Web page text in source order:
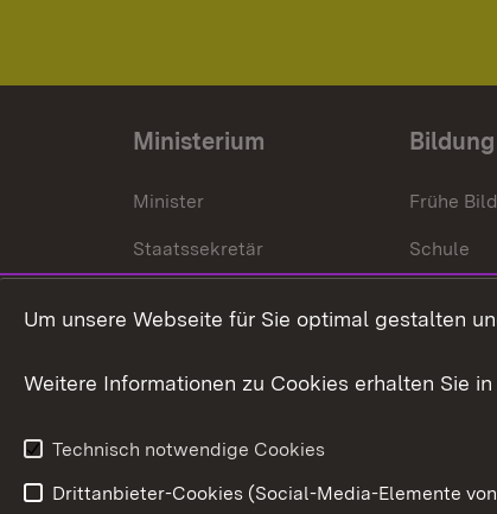
Ministerium
Minister
Staatssekretär
Anfahrt und Kontakt
Bildung
Frühe
Schule
Um unsere Webseite für Sie optimal gestalten
Weitere Informationen zu Cookies erhalten Sie
Technisch notwendige Cookies
Drittanbieter-Cookies (Social-Media-Elemente